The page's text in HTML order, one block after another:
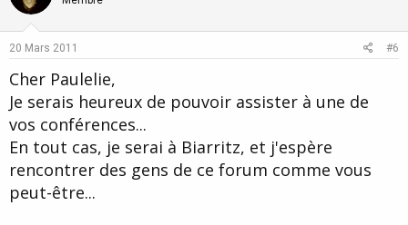
20 Mars 2011 #6
Cher Paulelie,
Je serais heureux de pouvoir assister à une de
vos conférences...
En tout cas, je serai à Biarritz, et j'espère
rencontrer des gens de ce forum comme vous
peut-être...